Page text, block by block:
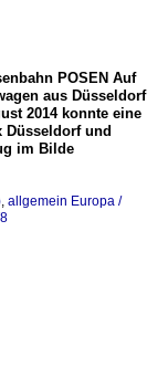
POSEN Auf
aus Düsseldorf
2014 konnte eine
Düsseldorf und
im Bilde
, allgemein Europa /